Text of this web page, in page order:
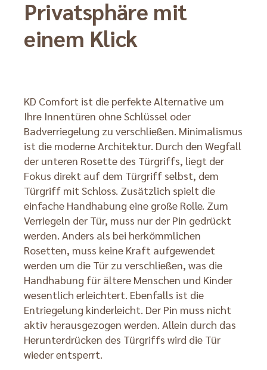
Privatsphäre mit
einem Klick
KD Comfort ist die perfekte Alternative um
Ihre Innentüren ohne Schlüssel oder
Badverriegelung zu verschließen. Minimalismus
ist die moderne Architektur. Durch den Wegfall
der unteren Rosette des Türgriffs, liegt der
Fokus direkt auf dem Türgriff selbst, dem
Türgriff mit Schloss. Zusätzlich spielt die
einfache Handhabung eine große Rolle. Zum
Verriegeln der Tür, muss nur der Pin gedrückt
werden. Anders als bei herkömmlichen
Rosetten, muss keine Kraft aufgewendet
werden um die Tür zu verschließen, was die
Handhabung für ältere Menschen und Kinder
wesentlich erleichtert. Ebenfalls ist die
Entriegelung kinderleicht. Der Pin muss nicht
aktiv herausgezogen werden. Allein durch das
Herunterdrücken des Türgriffs wird die Tür
wieder entsperrt.